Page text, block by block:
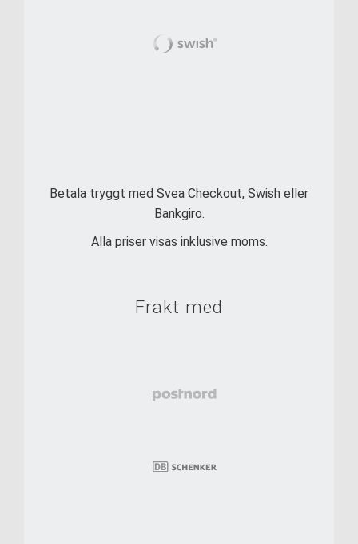
Betala tryggt med Svea Checkout, Swish eller
Bankgiro.
Alla priser visas inklusive moms.
Frakt med